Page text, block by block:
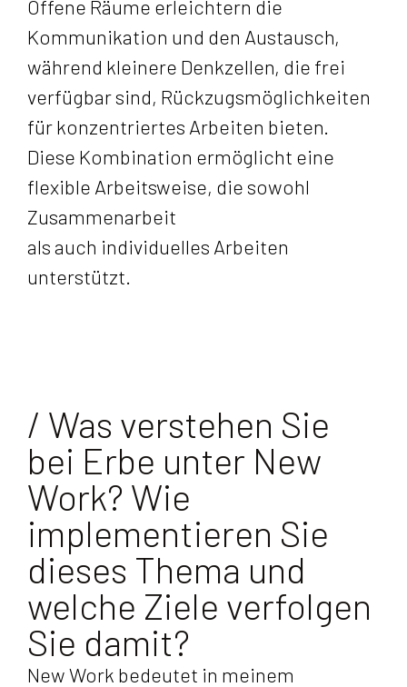
Offene Räume erleichtern die
Kommunikation und den Austausch,
während kleinere Denkzellen, die frei
verfügbar sind, Rückzugsmöglichkeiten
für konzentriertes Arbeiten bieten.
Diese Kombination ermöglicht eine
flexible Arbeitsweise, die sowohl
Zusammenarbeit
als auch individuelles Arbeiten
unterstützt.
/ Was verstehen Sie
bei Erbe unter New
Work? Wie
implementieren Sie
dieses Thema und
welche Ziele verfolgen
Sie damit?
New Work bedeutet in meinem